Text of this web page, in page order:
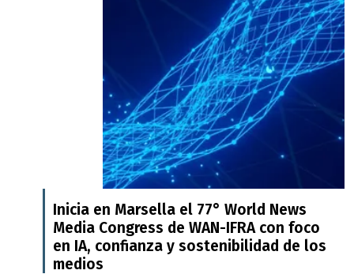
Inicia en Marsella el 77° World News
Media Congress de WAN-IFRA con foco
en IA, confianza y sostenibilidad de los
medios